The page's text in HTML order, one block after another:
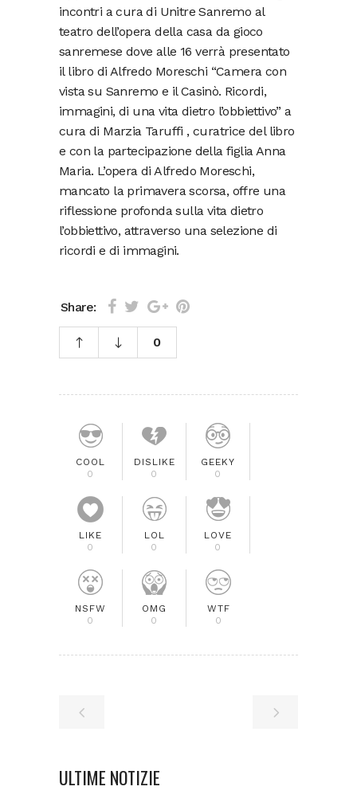
incontri a cura di Unitre Sanremo al
teatro dell’opera della casa da gioco
sanremese dove alle 16 verrà presentato
il libro di Alfredo Moreschi “Camera con
vista su Sanremo e il Casinò. Ricordi,
immagini, di una vita dietro l’obbiettivo” a
cura di Marzia Taruffi , curatrice del libro
e con la partecipazione della figlia Anna
Maria. L’opera di Alfredo Moreschi,
mancato la primavera scorsa, offre una
riflessione profonda sulla vita dietro
l’obbiettivo, attraverso una selezione di
ricordi e di immagini.
Share:
0
COOL
0
DISLIKE
0
GEEKY
0
LIKE
0
LOL
0
LOVE
0
NSFW
0
OMG
0
WTF
0
ULTIME NOTIZIE